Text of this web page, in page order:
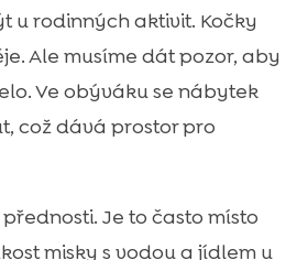
u rodinných aktivit. Kočky
Ale musíme dát pozor, aby
Ve obýváku se nábytek
což dává prostor pro
Je to často místo
misky s vodou a jídlem u